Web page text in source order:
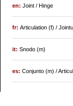
en:Joint / Hinge
fr:Articulation (f) /
it:Snodo (m)
es:Conjunto (m) /